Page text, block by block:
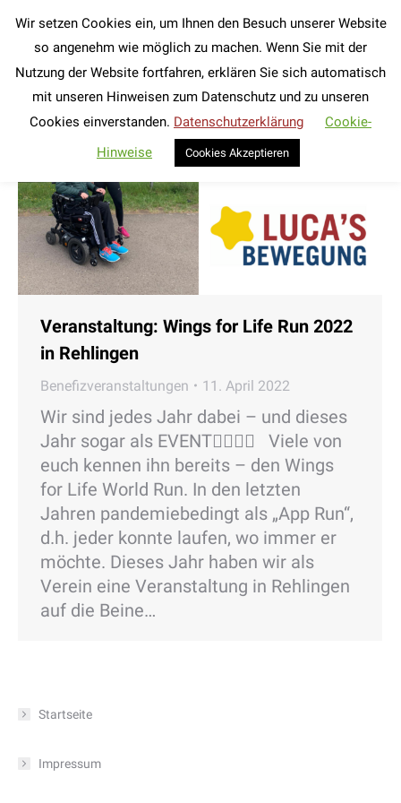
Search:
Veranstaltung: Wings for Life Run 2022
in Rehlingen
Benefizveranstaltungen 11. April 2022
Wir sind jedes Jahr dabei – und dieses
Jahr sogar als EVENT🏃‍♀️🏃‍♂️ Viele von
euch kennen ihn bereits – den Wings
for Life World Run. In den letzten
Jahren pandemiebedingt als „App Run“,
d.h. jeder konnte laufen, wo immer er
möchte. Dieses Jahr haben wir als
Verein eine Veranstaltung in Rehlingen
auf die Beine…
Startseite
Impressum
Wir setzen Cookies ein, um Ihnen den Besuch unserer Website
so angenehm wie möglich zu machen. Wenn Sie mit der
Nutzung der Website fortfahren, erklären Sie sich automatisch
mit unseren Hinweisen zum Datenschutz und zu unseren
Cookies einverstanden. Datenschutzerklärung
Cookie-
Hinweise
Cookies Akzeptieren